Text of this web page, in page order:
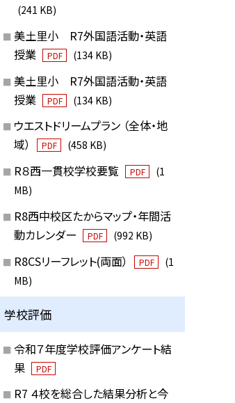
(241 KB)
美土里小 R7外国語活動・英語
授業
PDF (134 KB)
美土里小 R7外国語活動・英語
授業
PDF (134 KB)
ウエストドリームプラン （全体・地
域）
PDF (458 KB)
R８西一貫校学校要覧 PDF
(1
MB)
R8西中校区たからマップ・年間活
動カレンダー
PDF (992 KB)
R8CSリーフレット(両面） PDF
(1
MB)
学校評価
令和７年度学校評価アンケート結
果
PDF
R7 ４校を総合した結果分析と今